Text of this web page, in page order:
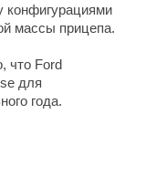
конфигурациями
массы прицепа.
что Ford
для
года.